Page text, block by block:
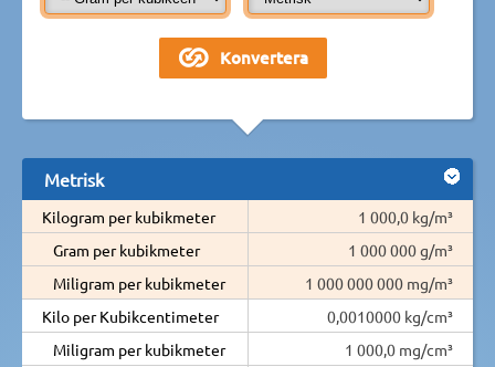
Metrisk
Kilogram per kubikmeter
1 000,0 kg/m³
Gram per kubikmeter
1 000 000 g/m³
Miligram per kubikmeter
1 000 000 000 mg/m³
Kilo per Kubikcentimeter
0,0010000 kg/cm³
Miligram per kubikmeter
1 000,0 mg/cm³